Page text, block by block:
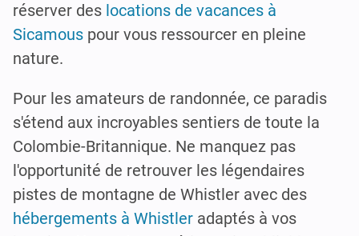
réserver des locations de vacances à
Sicamous pour vous ressourcer en pleine
nature.
Pour les amateurs de randonnée, ce paradis
s'étend aux incroyables sentiers de toute la
Colombie-Britannique. Ne manquez pas
l'opportunité de retrouver les légendaires
pistes de montagne de Whistler avec des
hébergements à Whistler adaptés à vos